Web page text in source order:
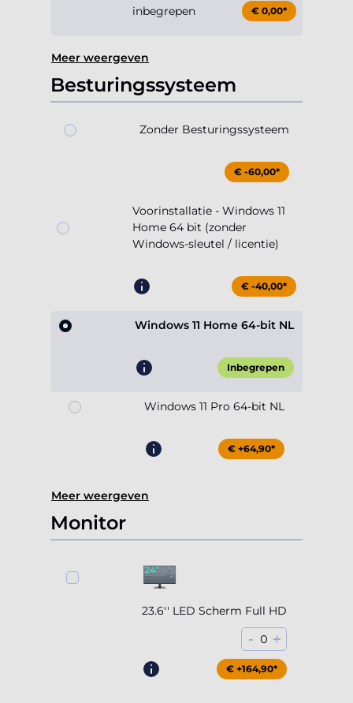
inbegrepen € 0,00*
Meer weergeven
Besturingssysteem
Zonder Besturingssysteem
€ -60,00*
Voorinstallatie - Windows 11
Home 64 bit (zonder
Windows-sleutel / licentie)
€ -40,00*
Windows 11 Home 64-bit NL
Inbegrepen
Windows 11 Pro 64-bit NL
€ +64,90*
Meer weergeven
Monitor
23.6'' LED Scherm Full HD
- 0 +
€ +164,90*